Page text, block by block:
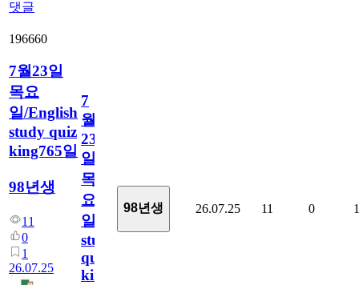
댓글
196660
7월23일
목요
일/English
study quiz
king765일
98년생
11
0
1
26.07.25
7
월
23
일
목
요
일/English
study
quiz
king765
98년생 26.07.25 11 0 1